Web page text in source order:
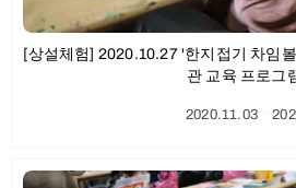
[상설체험] 2020.10.27 '한지접기 차임
관 교육 프로그
2020.11.03ㆍ